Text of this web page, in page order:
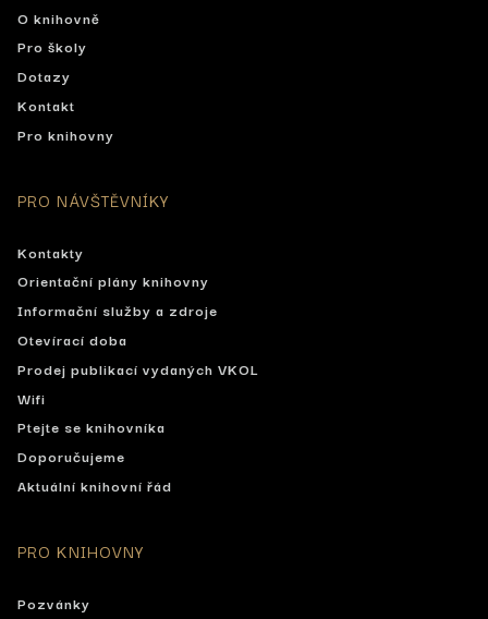
O knihovně
Pro školy
Dotazy
Kontakt
Pro knihovny
PRO NÁVŠTĚVNÍKY
Kontakty
Orientační plány knihovny
Informační služby a zdroje
Otevírací doba
Prodej publikací vydaných VKOL
Wifi
Ptejte se knihovníka
Doporučujeme
Aktuální knihovní řád
PRO KNIHOVNY
Pozvánky